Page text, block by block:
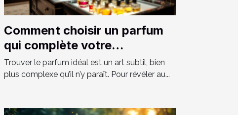
Comment choisir un parfum
qui complète votre
personnalité?
Trouver le parfum idéal est un art subtil, bien
plus complexe qu’il n’y paraît. Pour révéler au...